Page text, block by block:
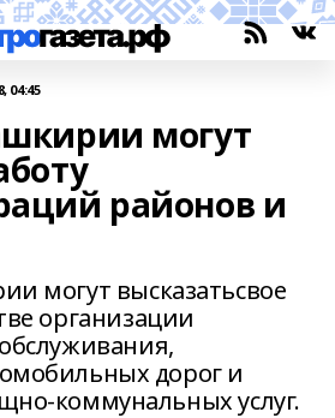
04:45
могут
районов и
могут высказатьсвое
организации
дорог и
коммунальных услуг.